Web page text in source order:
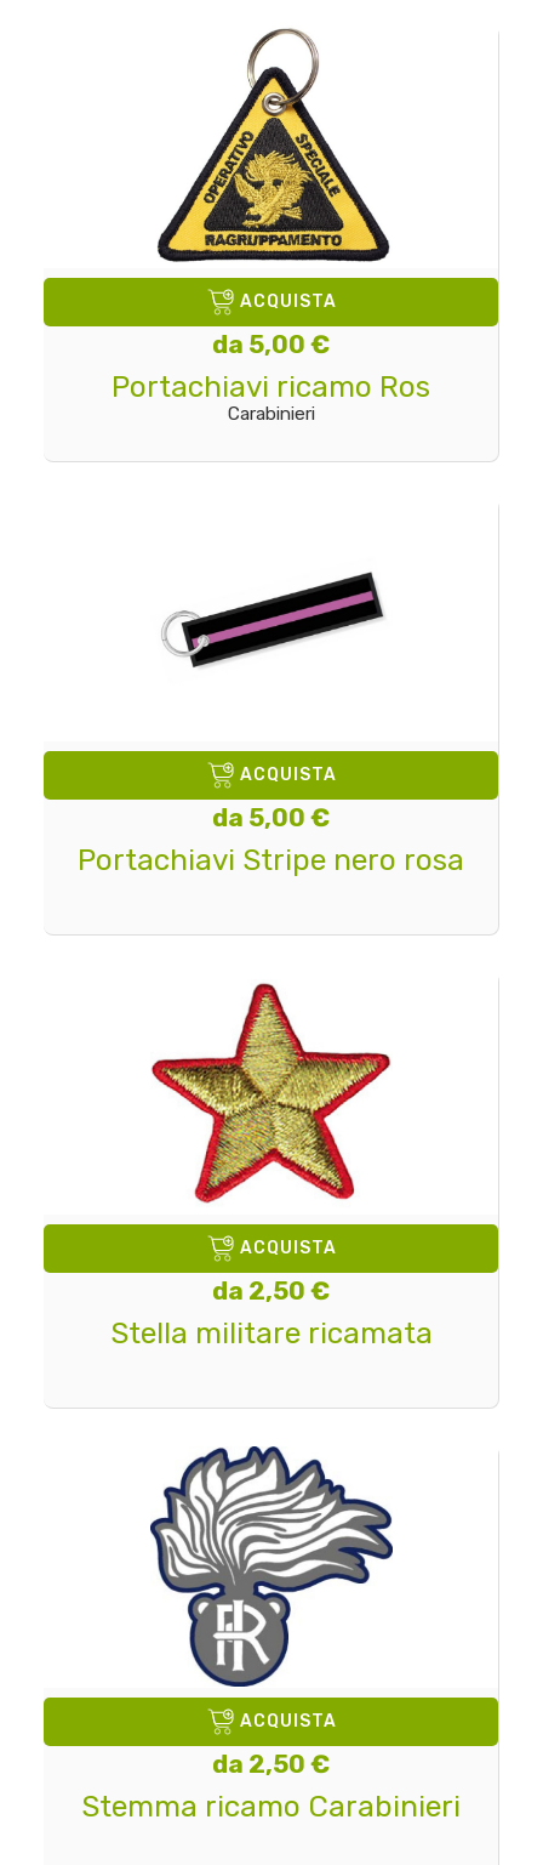
ACQUISTA
da 5,00 €
Portachiavi ricamo Ros
Carabinieri
ACQUISTA
da 5,00 €
Portachiavi Stripe nero rosa
ACQUISTA
da 2,50 €
Stella militare ricamata
ACQUISTA
da 2,50 €
Stemma ricamo Carabinieri